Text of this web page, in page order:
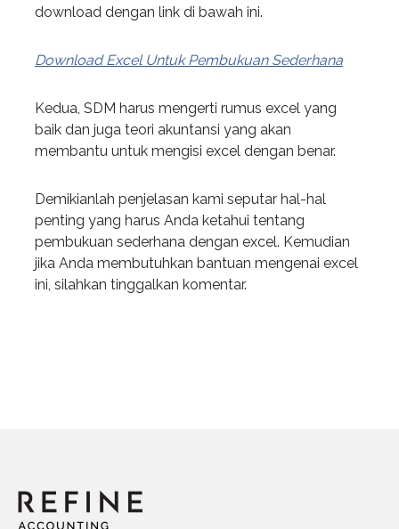
download dengan link di bawah ini.
Download Excel Untuk Pembukuan Sederhana
Kedua, SDM harus mengerti rumus excel yang
baik dan juga teori akuntansi yang akan
membantu untuk mengisi excel dengan benar.
Demikianlah penjelasan kami seputar hal-hal
penting yang harus Anda ketahui tentang
pembukuan sederhana dengan excel. Kemudian
jika Anda membutuhkan bantuan mengenai excel
ini, silahkan tinggalkan komentar.